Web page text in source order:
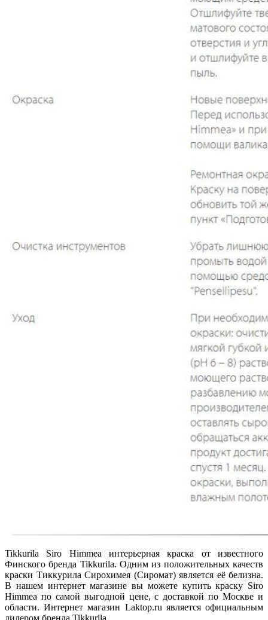
Tikkurila Siro Himmea интерьерная краска от известного
Финского бренда Tikkurila. Одним из положительных качеств
краски Тиккурила Сирохимея (Сиромат) является её белизна.
В нашем интернет магазине вы можете купить краску Siro
Himmea по самой выгодной цене, с доставкой по Москве и
области. Интернет магазин Laktop.ru является официальным
дилером бренда Tikkurila.